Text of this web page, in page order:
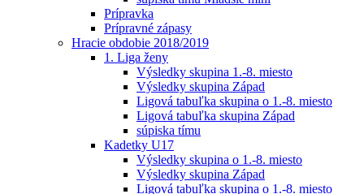
Prípravka
Prípravné zápasy
Hracie obdobie 2018/2019
1. Liga ženy
Výsledky skupina 1.-8. miesto
Výsledky skupina Západ
Ligová tabuľka skupina o 1.-8. miesto
Ligová tabuľka skupina Západ
súpiska tímu
Kadetky U17
Výsledky skupina o 1.-8. miesto
Výsledky skupina Západ
Ligová tabuľka skupina o 1.-8. miesto